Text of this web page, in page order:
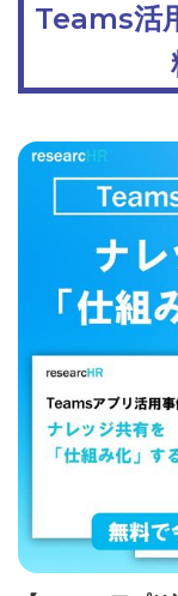
Teams活